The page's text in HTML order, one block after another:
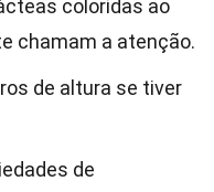
coloridas ao
chamam a atenção.
de altura se tiver
de